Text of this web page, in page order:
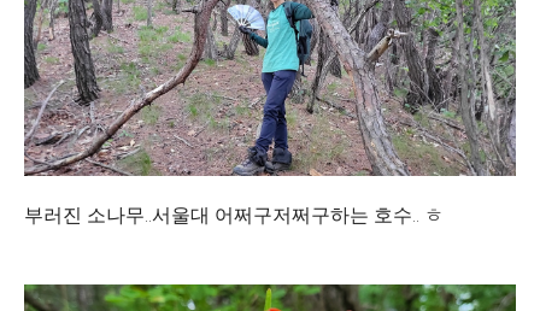
부러진 소나무..서울대 어쩌구저쩌구하는 호수.. ㅎ